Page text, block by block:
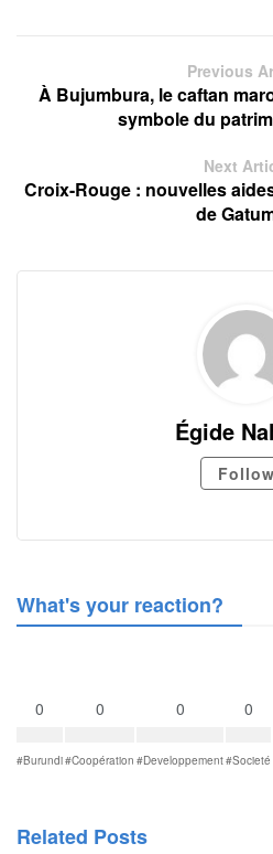
Previous
À Bujumbura, le caftan
symbole du
Next
Croix-Rouge : nouvelles
de
Égide
Follow
What's your reaction?
0
#Burundi
0
#Coopération
0
#Developpement
0
#Societé
Related Posts